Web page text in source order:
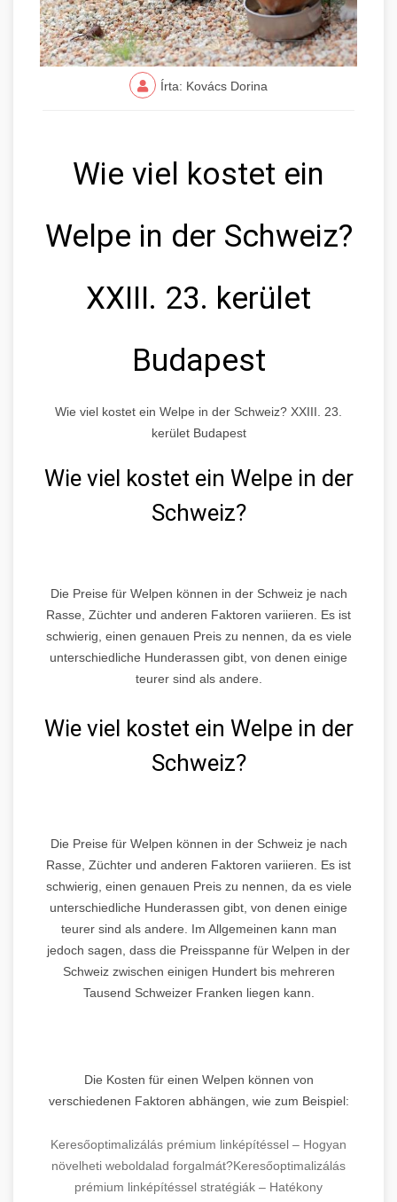
Írta: Kovács Dorina
Wie viel kostet ein
Welpe in der Schweiz?
XXIII. 23. kerület
Budapest
Wie viel kostet ein Welpe in der Schweiz? XXIII. 23.
kerület Budapest
Wie viel kostet ein Welpe in der
Schweiz?
Die Preise für Welpen können in der Schweiz je nach
Rasse, Züchter und anderen Faktoren variieren. Es ist
schwierig, einen genauen Preis zu nennen, da es viele
unterschiedliche Hunderassen gibt, von denen einige
teurer sind als andere.
Wie viel kostet ein Welpe in der
Schweiz?
Die Preise für Welpen können in der Schweiz je nach
Rasse, Züchter und anderen Faktoren variieren. Es ist
schwierig, einen genauen Preis zu nennen, da es viele
unterschiedliche Hunderassen gibt, von denen einige
teurer sind als andere. Im Allgemeinen kann man
jedoch sagen, dass die Preisspanne für Welpen in der
Schweiz zwischen einigen Hundert bis mehreren
Tausend Schweizer Franken liegen kann.
Die Kosten für einen Welpen können von
verschiedenen Faktoren abhängen, wie zum Beispiel:
Keresőoptimalizálás prémium linképítéssel – Hogyan
növelheti weboldalad forgalmát?Keresőoptimalizálás
prémium linképítéssel stratégiák – Hatékony